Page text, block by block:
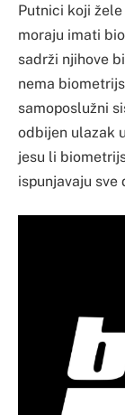
Putnici koji
moraju imati
sadrži njihove
nema
samoposlužni
odbijen ulazak
jesu li
ispunjavaju sve